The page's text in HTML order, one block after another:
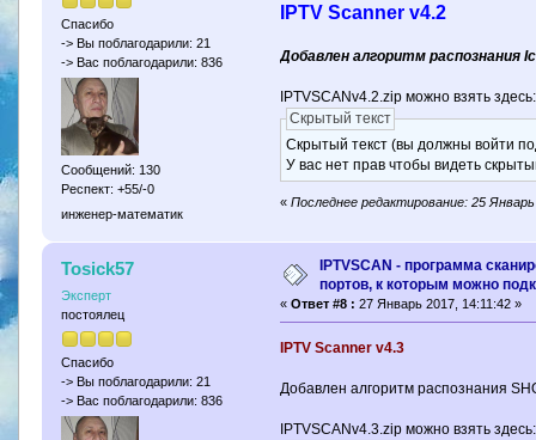
Спасибо
-> Вы поблагодарили: 21
-> Вас поблагодарили: 836
Сообщений: 130
Респект: +55/-0
инженер-математик
IPTV Scanner v4.2
Добавлен алгоритм распознания
IPTVSCANv4.2.zip можно взять здесь:
Скрытый текст
Скрытый текст (вы должны войти
У вас нет прав чтобы видеть
«Последнее редактирование: 25
Tosick57
Эксперт
постоялец
Спасибо
-> Вы поблагодарили: 21
-> Вас поблагодарили: 836
IPTVSCAN - программа
портов, к которым можно
«Ответ #8 : 27 Январь 2017, 14:11:42 »
IPTV Scanner v4.3
Добавлен алгоритм распознания
IPTVSCANv4.3.zip можно взять здесь: